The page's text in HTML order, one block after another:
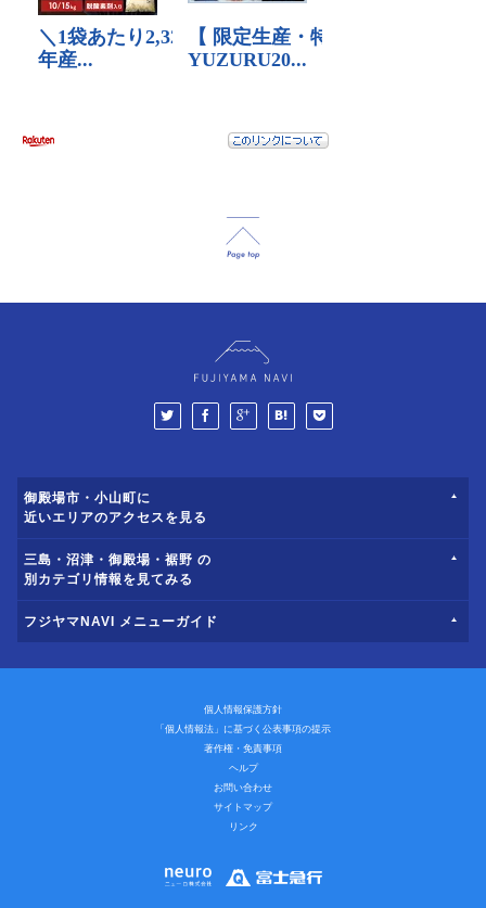
御殿場市・小山町に
近いエリアのアクセスを見る
三島・沼津・御殿場・裾野 の
別カテゴリ情報を見てみる
フジヤマNAVI メニューガイド
個人情報保護方針
「個人情報法」に基づく公表事項の提示
著作権・免責事項
ヘルプ
お問い合わせ
サイトマップ
リンク